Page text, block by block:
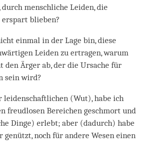
menschliche Leiden, die
blieben?
einmal in der Lage bin, diese
Leiden zu ertragen, warum
den Ärger ab, der die Ursache für
sein wird?
leidenschaftlichen (Wut), habe ich
freudlosen Bereichen geschmort und
Dinge) erlebt; aber (dadurch) habe
noch für andere Wesen einen